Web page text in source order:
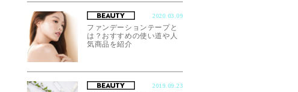
2020.03.09
ファンデーションテープと
は？おすすめの使い道や人
気商品を紹介
2019.09.23